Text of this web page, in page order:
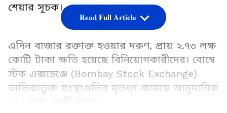
শেয়ার সূচক।
এদিন বাজার রক্তাক্ত হওয়ার দরুণ, প্রায় ২.৭৩ লক্ষ
কোটি টাকা ক্ষতি হয়েছে বিনিয়োগকারীদের। বোম্বে
স্টক এক্সচেঞ্জে (Bombay Stock Exchange)
তালিকাভুক্ত সংস্থাগুলির মূলধন কমেছে আনুমানিক
Read Full Article